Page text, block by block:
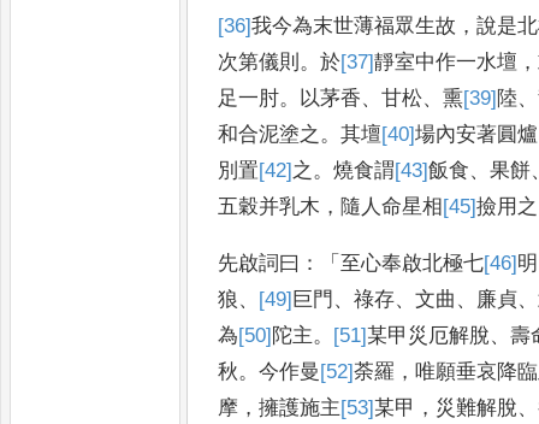
[36]我今為末世薄福眾生故 ，說是
次第儀則 。於[37]靜室中作一水壇 ，
足一肘。 以茅香、甘松、熏[39] 陸、
和合泥塗之。其壇 [40]場內安著圓爐
別置[42] 之。燒食謂[43]飯食、果餅
五穀并乳木 ， 隨人命星相 [45]撿用之
先啟詞曰 ：「 至心奉啟北極七[46] 明
狼、 [49] 巨門 、祿存、文曲 、 廉貞、
為[50] 陀主。 [51]某甲 災厄解脫、壽
秋。今作曼 [52]荼羅 ，唯願垂哀降
摩 ，擁護施主[53]某甲 ， 災難解脫、